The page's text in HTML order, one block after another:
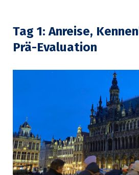
Tag 1:Anreise,
Prä-Evaluation